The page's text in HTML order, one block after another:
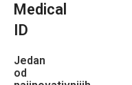
Medical
ID
Jedan
od